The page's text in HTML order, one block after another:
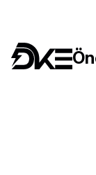
Ürün